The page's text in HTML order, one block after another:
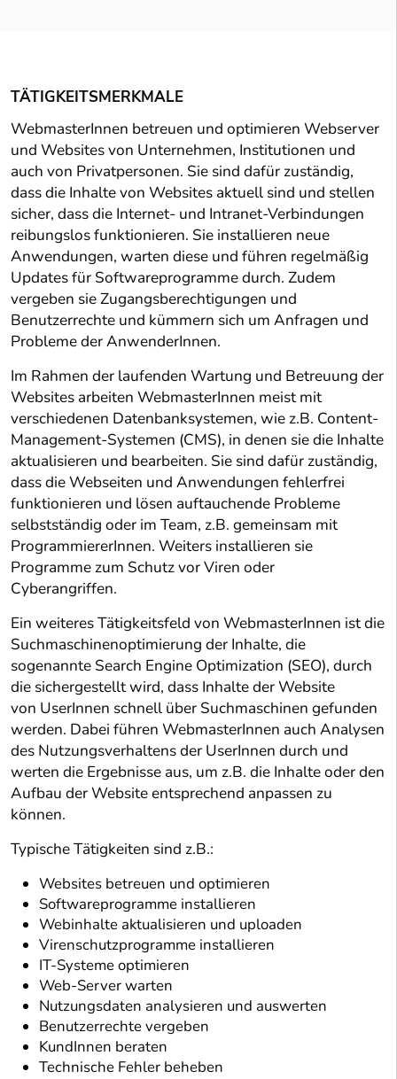
TÄTIGKEITSMERKMALE
WebmasterInnen betreuen und optimieren Webserver
und Websites von Unternehmen, Institutionen und
auch von Privatpersonen. Sie sind dafür zuständig,
dass die Inhalte von Websites aktuell sind und stellen
sicher, dass die Internet- und Intranet-Verbindungen
reibungslos funktionieren. Sie installieren neue
Anwendungen, warten diese und führen regelmäßig
Updates für Softwareprogramme durch. Zudem
vergeben sie Zugangsberechtigungen und
Benutzerrechte und kümmern sich um Anfragen und
Probleme der AnwenderInnen.
Im Rahmen der laufenden Wartung und Betreuung der
Websites arbeiten WebmasterInnen meist mit
verschiedenen Datenbanksystemen, wie z.B. Content-
Management-Systemen (CMS), in denen sie die Inhalte
aktualisieren und bearbeiten. Sie sind dafür zuständig,
dass die Webseiten und Anwendungen fehlerfrei
funktionieren und lösen auftauchende Probleme
selbstständig oder im Team, z.B. gemeinsam mit
ProgrammiererInnen. Weiters installieren sie
Programme zum Schutz vor Viren oder
Cyberangriffen.
Ein weiteres Tätigkeitsfeld von WebmasterInnen ist die
Suchmaschinenoptimierung der Inhalte, die
sogenannte Search Engine Optimization (SEO), durch
die sichergestellt wird, dass Inhalte der Website
von UserInnen schnell über Suchmaschinen gefunden
werden. Dabei führen WebmasterInnen auch Analysen
des Nutzungsverhaltens der UserInnen durch und
werten die Ergebnisse aus, um z.B. die Inhalte oder den
Aufbau der Website entsprechend anpassen zu
können.
Typische Tätigkeiten sind z.B.:
Websites betreuen und optimieren
Softwareprogramme installieren
Webinhalte aktualisieren und uploaden
Virenschutzprogramme installieren
IT-Systeme optimieren
Web-Server warten
Nutzungsdaten analysieren und auswerten
Benutzerrechte vergeben
KundInnen beraten
Technische Fehler beheben